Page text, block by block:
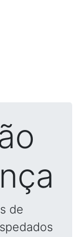
de